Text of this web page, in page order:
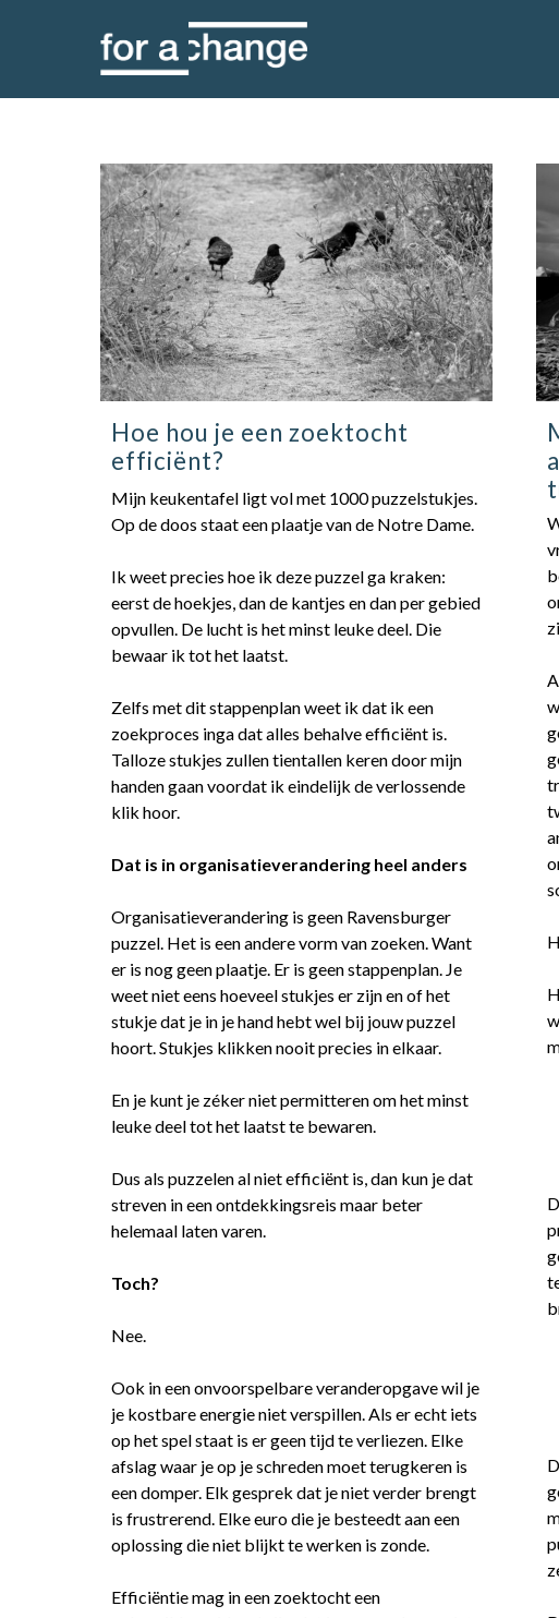
Hoe hou je een zoektocht
efficiënt?
Mijn keukentafel ligt vol met 1000 puzzelstukjes.
Op de doos staat een plaatje van de Notre Dame.
Ik weet precies hoe ik deze puzzel ga kraken:
eerst de hoekjes, dan de kantjes en dan per gebied
opvullen. De lucht is het minst leuke deel. Die
bewaar ik tot het laatst.
Zelfs met dit stappenplan weet ik dat ik een
zoekproces inga dat alles behalve efficiënt is.
Talloze stukjes zullen tientallen keren door mijn
handen gaan voordat ik eindelijk de verlossende
klik hoor.
Dat is in organisatieverandering heel anders
Organisatieverandering is geen Ravensburger
puzzel. Het is een andere vorm van zoeken. Want
er is nog geen plaatje. Er is geen stappenplan. Je
weet niet eens hoeveel stukjes er zijn en of het
stukje dat je in je hand hebt wel bij jouw puzzel
hoort. Stukjes klikken nooit precies in elkaar.
En je kunt je zéker niet permitteren om het minst
leuke deel tot het laatst te bewaren.
Dus als puzzelen al niet efficiënt is, dan kun je dat
streven in een ontdekkingsreis maar beter
helemaal laten varen.
Toch?
Nee.
Ook in een onvoorspelbare veranderopgave wil je
je kostbare energie niet verspillen. Als er echt iets
op het spel staat is er geen tijd te verliezen. Elke
afslag waar je op je schreden moet terugkeren is
een domper. Elk gesprek dat je niet verder brengt
is frustrerend. Elke euro die je besteedt aan een
oplossing die niet blijkt te werken is zonde.
Efficiëntie mag in een zoektocht een